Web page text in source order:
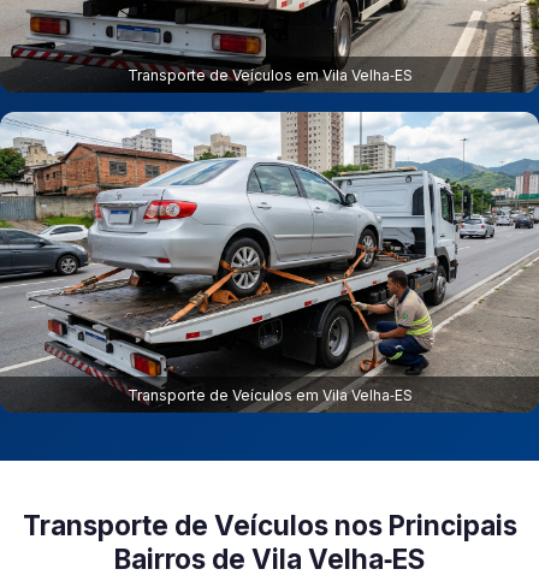
Transporte de Veículos em Vila Velha‑ES
Transporte de Veículos em Vila Velha‑ES
Transporte de Veículos nos Principais
Bairros de Vila Velha‑ES